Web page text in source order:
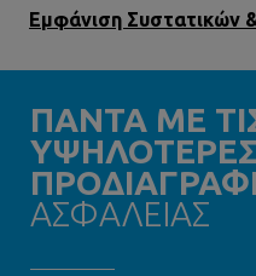
Εμφάνιση Συστατικών
ΠΑΝΤΑ ΜΕ
ΥΨΗΛΟΤΕΡΕΣ
ΑΣΦΑΛΕΙΑΣ